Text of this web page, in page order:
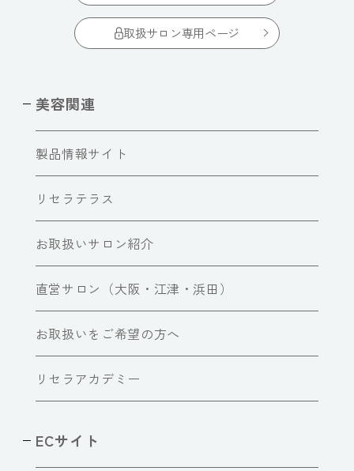
取扱サロン専用ページ
美容関連
製品情報サイト
リセラテラス
お取扱いサロン紹介
直営サロン（大阪・江津・浜田）
お取扱いをご希望の方へ
リセラアカデミー
ECサイト